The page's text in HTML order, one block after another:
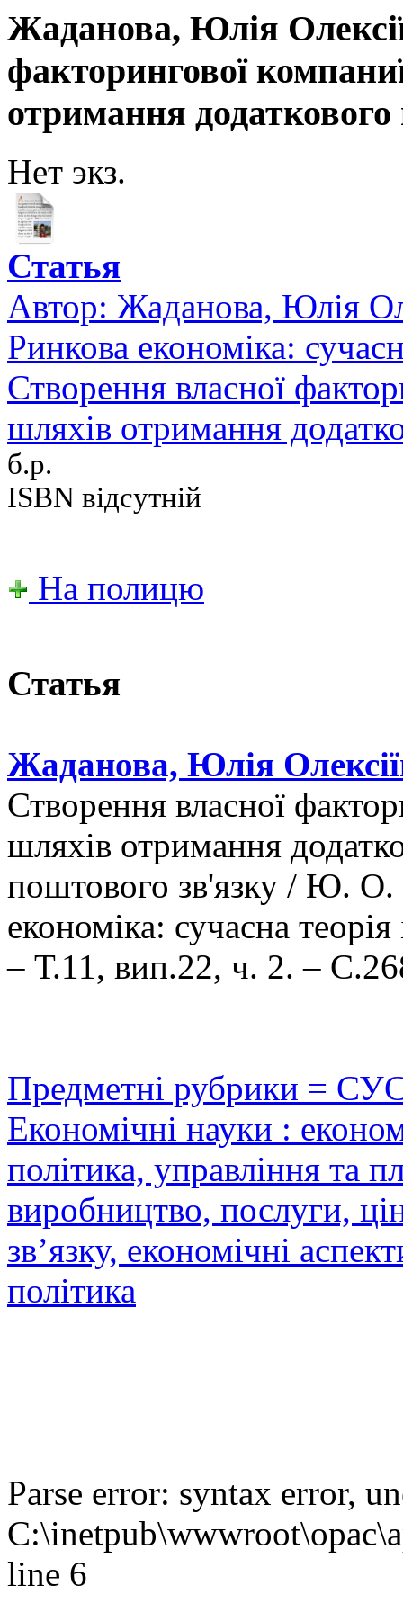
Жаданова, Юлія
факторингової
отримання
Нет экз.
Статья
Автор: Жаданова, Юлія
Ринкова економіка:
Створення власної
шляхів отримання
б.р.
ISBN відсутній
На полицю
Статья
Жаданова, Юлія
Створення власної
шляхів отримання
поштового зв'язку / Ю.
економіка: сучасна
– Т.11, вип.22, ч. 2. –
Предметні рубрики =
Економічні науки :
політика, управління та
виробництво, послуги,
зв’язку, економічні
політика
Parse error: syntax error,
line 6